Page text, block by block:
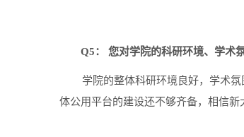
Q5： 您对学院的科研环境、学术
学院的整体科研环境良好，学术
体公用平台的建设还不够齐备，相信新